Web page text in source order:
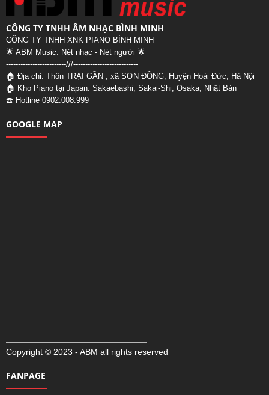
CÔNG TY TNHH ÂM NHẠC BÌNH MINH
CÔNG TY TNHH XNK PIANO BÌNH MINH
🌟 ABM Music: Nét nhạc - Nét người 🌟
-------------------------///---------------------------
🏠 Địa chỉ: Thôn TRẠI GẦN , xã SƠN ĐỒNG, Huyện Hoài Đức, Hà Nội
🏠 Kho Piano tại Japan: Sakaebashi, Sakai-Shi, Osaka, Nhật Bản
☎️ Hotline 0902.008.999
GOOGLE MAP
Copyright © 2023 - ABM all rights reserved
FANPAGE